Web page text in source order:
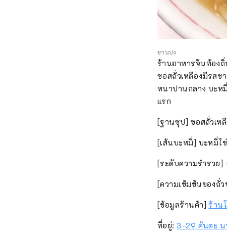
ชานปง
ร้านอาหารจีนท้องถิ่
ซอสถั่วเหลืองมีรสช
หนาปานกลาง บะห
แรก
[ฐานซุป] ซอสถั่วเห
[เส้นบะหมี่] บะหมี่ไ
[ระดับความร่ำรว
[ความเข้มข้นของ
[ข้อมูลร้านค้า]ร้าน
ที่อยู่:3-29 คันดะ น